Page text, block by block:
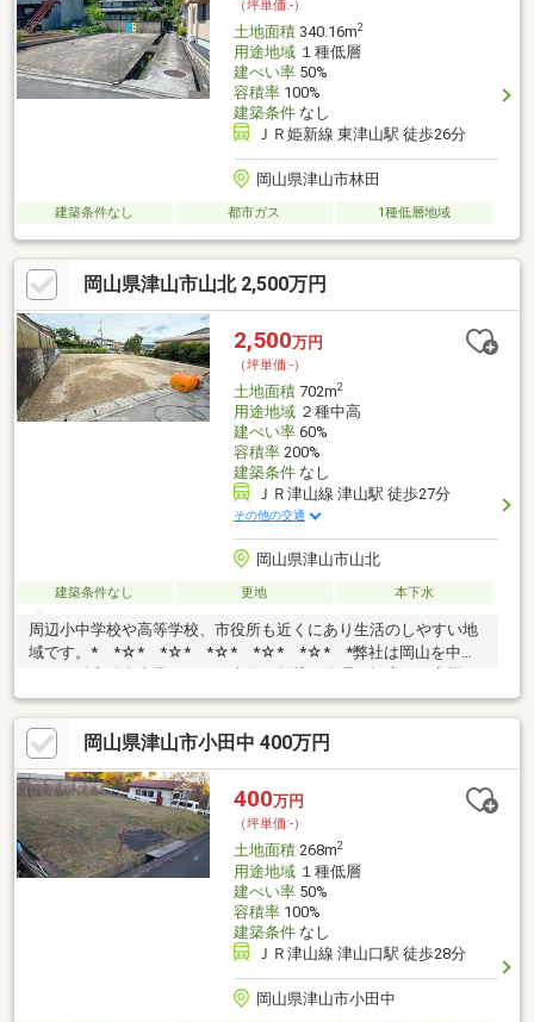
*☆* *☆
（坪単価:-）
土地面積340.16m2
用途地域１種低層
建ぺい率50%
容積率100%
建築条件なし
ＪＲ姫新線 東津山駅 徒歩26分
岡山県津山市林田
建築条件なし 都市ガス 1種低層地域
岡山県津山市山北 2,500万円
2,500万円
（坪単価:-）
土地面積702m2
用途地域２種中高
建ぺい率60%
容積率200%
建築条件なし
ＪＲ津山線 津山駅 徒歩27分
その他の交通
岡山県津山市山北
建築条件なし 更地 本下水
周辺小中学校や高等学校、市役所も近くにあり生活のしやすい地
域です。* *☆* *☆* *☆* *☆* *☆* *弊社は岡山を中心
サービスをお届けしております！購入・買い替え・購入+リノベ
ーションについて、どんな些細なことでもお気軽にお問い合わせ
ください。また売却をお考えの方なども安心してお任せくださ
い！！お問い合わせは【086-250-9005】または資料請求・来場予
約ボタンから。お気軽にお問合せください♪* *☆* *☆*
*☆* *☆* *☆* *
岡山県津山市小田中 400万円
400万円
（坪単価:-）
土地面積268m2
用途地域１種低層
建ぺい率50%
容積率100%
建築条件なし
ＪＲ津山線 津山口駅 徒歩28分
岡山県津山市小田中